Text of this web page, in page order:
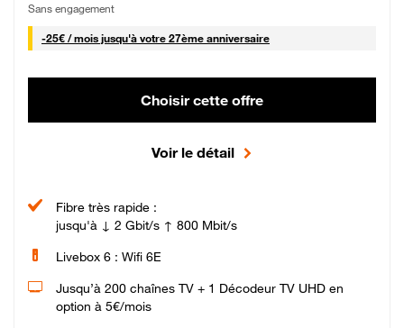
Sans engagement
-25€ / mois25 € par mois
jusqu'à votre 27ème anniversaire
Choisir cette offre
Voir le détail
Fibre très rapide :
jusqu'à ↓ 2 Gbit/s ↑ 800 Mbit/s
Livebox 6 : Wifi 6E
Jusqu’à 200 chaînes TV + 1 Décodeur TV UHD en
option à 5€/mois